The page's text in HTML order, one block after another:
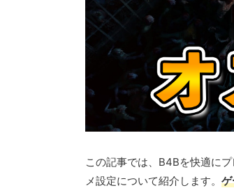
この記事では、B4Bを快適に
メ設定について紹介します。